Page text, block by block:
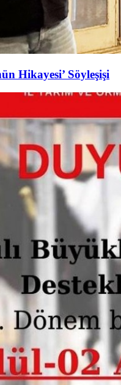
Hikayesi’ Söyleşişi